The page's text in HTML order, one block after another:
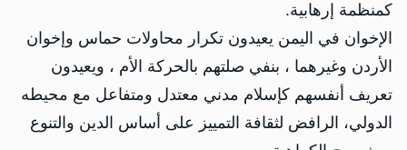
كمنظمة إرهابية.
الإخوان في اليمن يعيدون تكرار محاولات حماس وإخوان
الأردن وغيرهما ، بنفي صلتهم بالحركة الأم ، ويعيدون
تعريف أنفسهم كإسلام مدني معتدل ومتفاعل مع محيطه
الدولي، الرافض لثقافة التمييز على أساس الدين والتنوع